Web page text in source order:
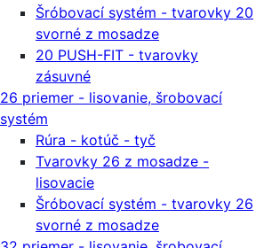
Šróbovací systém - tvarovky 20
svorné z mosadze
20 PUSH-FIT - tvarovky
zásuvné
26 priemer - lisovanie, šrobovací
systém
Rúra - kotúč - tyč
Tvarovky 26 z mosadze -
lisovacie
Šróbovací systém - tvarovky 26
svorné z mosadze